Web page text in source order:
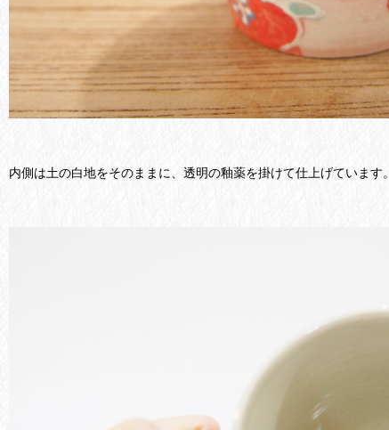
内側は土の白地をそのままに、透明の釉薬を掛けて仕上げています。